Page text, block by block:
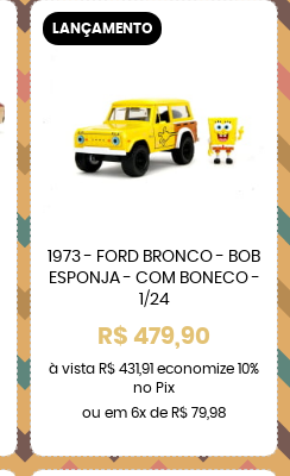
LANÇAMENTO
1973 - FORD BRONCO - BOB
ESPONJA - COM BONECO -
1/24
R$ 479,90
à vista R$ 431,91 economize 10%
no Pix
ou em 6xde R$ 79,98